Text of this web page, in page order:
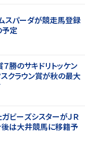
スパーダが競走馬登録
定
勝のサキドリトッケン
クラウン賞が秋の最大
ビーズシスターがＪＲ
は大井競馬に移籍予